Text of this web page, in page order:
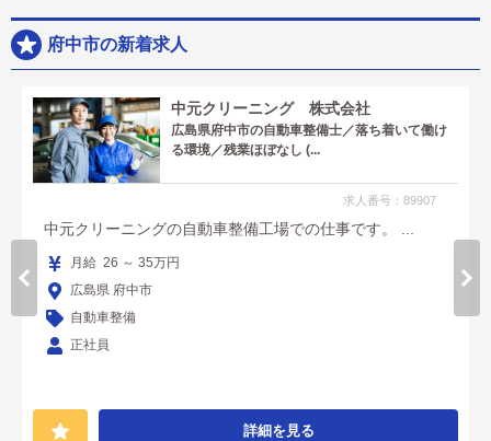
府中市の新着求人
中元クリーニング 株式会社
広島県府中市の自動車整備士／落ち着いて働け
る環境／残業ほぼなし (...
求人番号：89907
中元クリーニングの自動車整備工場での仕事です。 ...
月給 26 ～ 35万円
広島県 府中市
自動車整備
正社員
詳細を見る